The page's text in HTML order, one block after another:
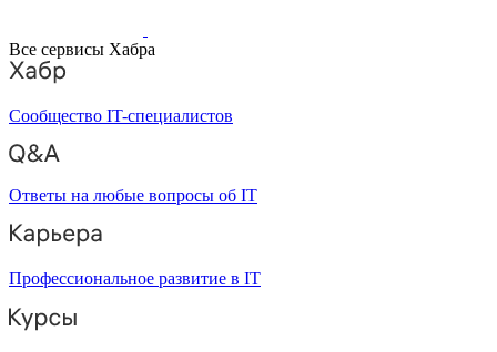
Все сервисы Хабра
Сообщество IT-специалистов
Ответы на любые вопросы об IT
Профессиональное развитие в IT